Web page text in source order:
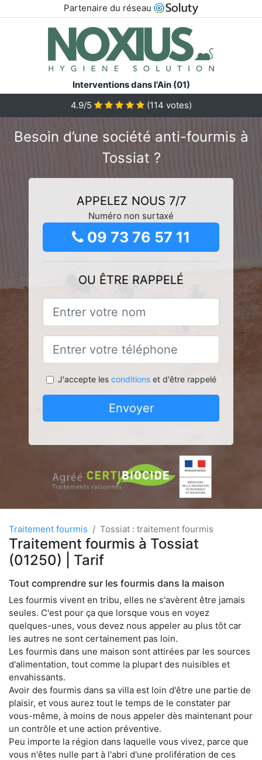
Partenaire du réseau
Interventions dans l'Ain (01)
4.9/5
(114 votes)
Besoin d’une société anti-fourmis à
Tossiat ?
APPELEZ NOUS 7/7
Numéro non surtaxé
09 73 76 57 11
OU ÊTRE RAPPELÉ
J'accepte les conditionset d'être rappelé
Envoyer
Traitement fourmis Tossiat : traitement fourmis
Traitement fourmis à Tossiat
(01250) | Tarif
Tout comprendre sur les fourmis dans la maison
Les fourmis vivent en tribu, elles ne s'avèrent être jamais
seules. C'est pour ça que lorsque vous en voyez
quelques-unes, vous devez nous appeler au plus tôt car
les autres ne sont certainement pas loin.
Les fourmis dans une maison sont attirées par les sources
d'alimentation, tout comme la plupart des nuisibles et
envahissants.
Avoir des fourmis dans sa villa est loin d'être une partie de
plaisir, et vous aurez tout le temps de le constater par
vous-même, à moins de nous appeler dès maintenant pour
un contrôle et une action préventive.
Peu importe la région dans laquelle vous vivez, parce que
vous n'êtes nulle part à l'abri d'une prolifération de ces